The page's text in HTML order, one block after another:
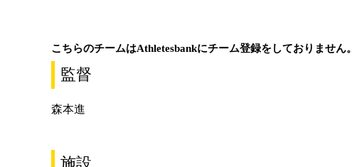
こちらのチームはAthletesbankにチーム登録をしておりません。
監督
森本進
施設